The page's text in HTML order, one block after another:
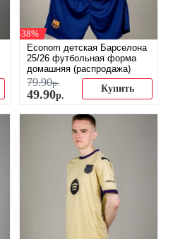
-38%
Econom детская Барселона
25/26 футбольная форма
домашняя (распродажа)
79.90р.
49.90р.
Купить